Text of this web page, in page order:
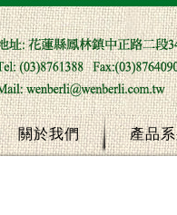
關於我們 產品